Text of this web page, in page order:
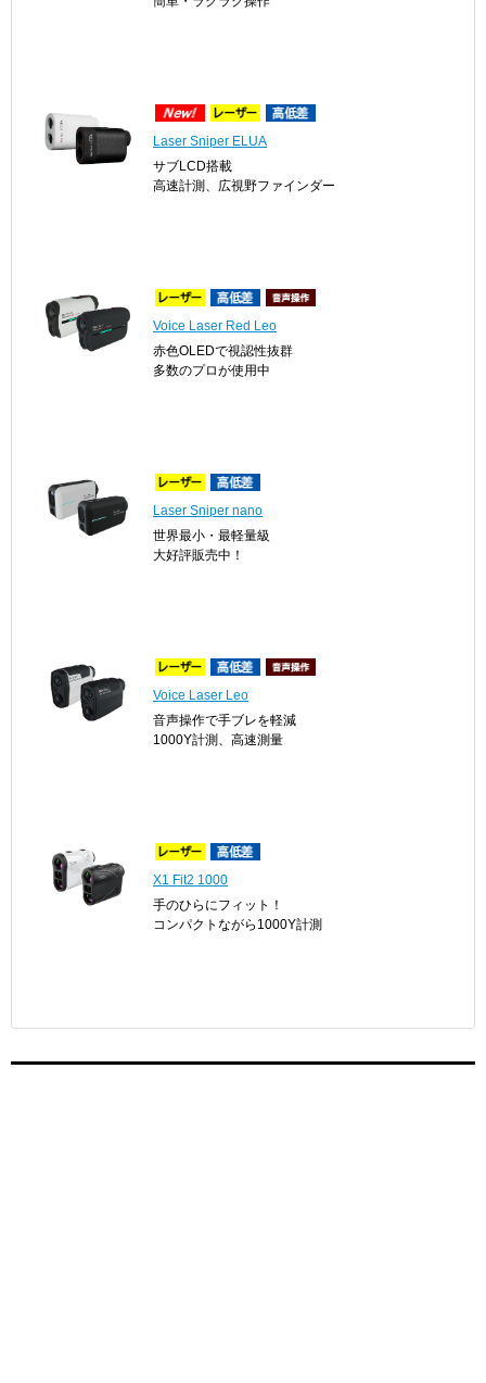
Laser Sniper ELUA
サブLCD搭載
高速計測、広視野ファインダー
Voice Laser Red Leo
赤色OLEDで視認性抜群
多数のプロが使用中
Laser Sniper nano
世界最小・最軽量級
大好評販売中！
Voice Laser Leo
音声操作で手ブレを軽減
1000Y計測、高速測量
X1 Fit2 1000
手のひらにフィット！
コンパクトながら1000Y計測